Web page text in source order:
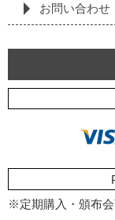
お問い合わせ
※定期購入・頒布会